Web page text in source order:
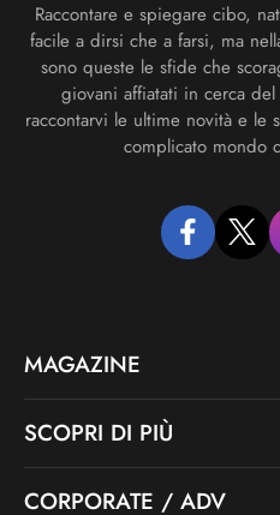
Raccontare e spiegare cibo,
facile a dirsi che a farsi, ma
sono queste le sfide che
giovani affiatati in cerca
raccontarvi le ultime novità e
complicato mondo
facebook
MAGAZINE
SCOPRI DI PIÙ
CORPORATE / ADV